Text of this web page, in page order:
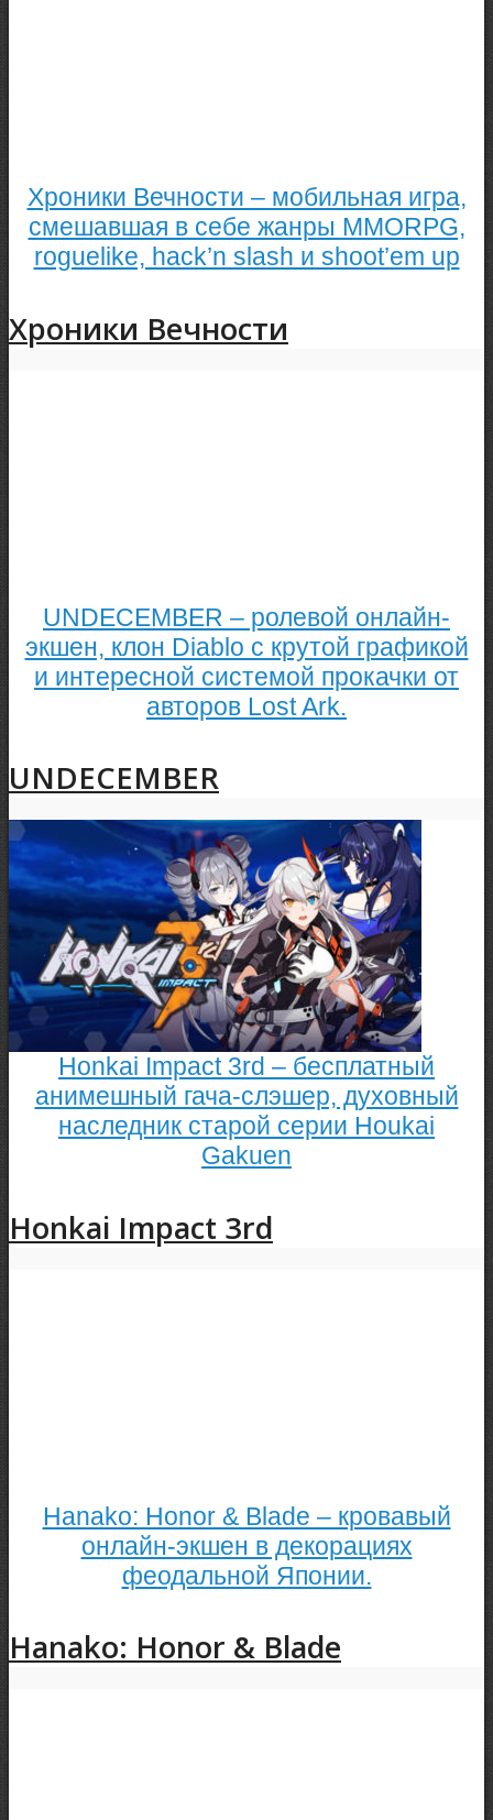
Хроники Вечности – мобильная игра,
смешавшая в себе жанры MMORPG,
roguelike, hack’n slash и shoot’em up
Хроники Вечности
UNDECEMBER – ролевой онлайн-
экшен, клон Diablo с крутой графикой
и интересной системой прокачки от
авторов Lost Ark.
UNDECEMBER
Honkai Impact 3rd – бесплатный
анимешный гача-слэшер, духовный
наследник старой серии Houkai
Gakuen
Honkai Impact 3rd
Hanako: Honor & Blade – кровавый
онлайн-экшен в декорациях
феодальной Японии.
Hanako: Honor & Blade